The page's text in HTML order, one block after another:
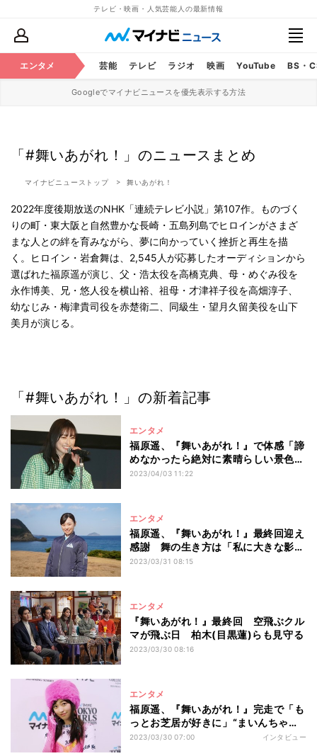
テレビ・映画・人気芸能人の最新情報
エンタメ 芸能 テレビ ラジオ 映画 YouTube BS・
Googleでマイナビニュースを優先表示する方法
「#舞いあがれ！」のニュースまとめ
マイナビニューストップ 舞いあがれ！
2022年度後期放送のNHK「連続テレビ小説」第107作。ものづく
りの町・東大阪と自然豊かな長崎・五島列島でヒロインがさまざ
まな人との絆を育みながら、夢に向かっていく挫折と再生を描
く。ヒロイン・岩倉舞は、2,545人が応募したオーディションから
選ばれた福原遥が演じ、父・浩太役を高橋克典、母・めぐみ役を
永作博美、兄・悠人役を横山裕、祖母・才津祥子役を高畑淳子、
幼なじみ・梅津貴司役を赤楚衛二、同級生・望月久留美役を山下
美月が演じる。
「#舞いあがれ！」の新着記事
エンタメ
福原遥、『舞いあがれ！』で体感「諦
めなかったら絶対に素晴らしい景色が
見える」
2023/04/03 11:22
エンタメ
福原遥、『舞いあがれ！』最終回迎え
感謝 舞の生き方は「私に大きな影響
を与えてくれた」
2023/03/31 08:15
エンタメ
『舞いあがれ！』最終回 空飛ぶクル
マが飛ぶ日 柏木(目黒蓮)らも見守る
2023/03/30 08:16
エンタメ
福原遥、『舞いあがれ！』完走で「も
っとお芝居が好きに」“まいんちゃ
ん”経験も活きた朝ドラ主演を振り返
2023/03/30 07:00 インタビュー